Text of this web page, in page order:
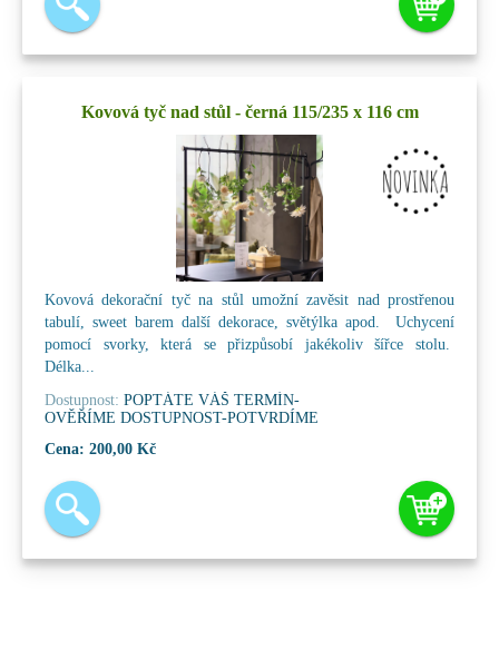
Kovová tyč nad stůl - černá 115/235 x 116 cm
Kovová dekorační tyč na stůl umožní zavěsit nad prostřenou
tabulí, sweet barem další dekorace, světýlka apod. Uchycení
pomocí svorky, která se přizpůsobí jakékoliv šířce stolu.
Délka...
Dostupnost: POPTÁTE VÁŠ TERMÍN-
OVĚŘÍME DOSTUPNOST-POTVRDÍME
Cena: 200,00 Kč